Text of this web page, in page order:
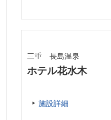
三重 長島温泉
ホテル花水木
施設詳細